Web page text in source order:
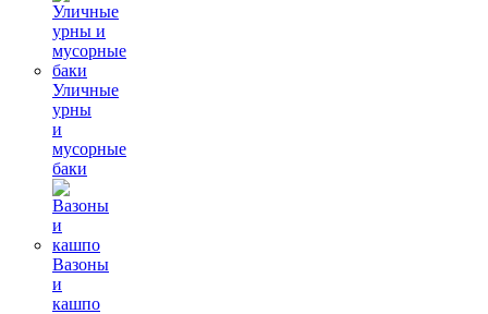
Уличные
урны
и
мусорные
баки
Вазоны
и
кашпо